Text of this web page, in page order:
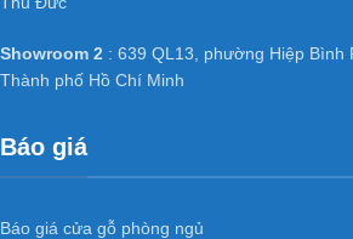
Showroom 2 : 639 QL13, phường Hiệp Bình
Thành phố Hồ Chí Minh
Báo giá
Báo giá cửa gỗ phòng ngủ